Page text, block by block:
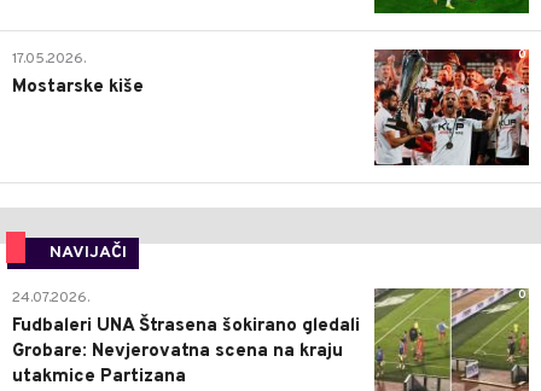
0
17.05.2026.
Mostarske kiše
NAVIJAČI
0
24.07.2026.
Fudbaleri UNA Štrasena šokirano gledali
Grobare: Nevjerovatna scena na kraju
utakmice Partizana